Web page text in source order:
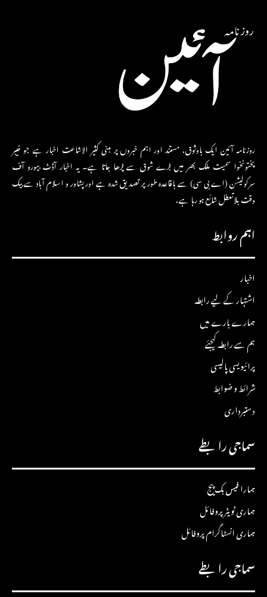
روزنامہ آئین ایک باوثوق، مستند اور اہم خبروں پر مبنی کثیر الاشاعت اخبار ہے جو خیبر
پختونخوا سمیت ملک بھر میں بڑے شوق سے پڑھا جاتا ہے۔ یہ اخبار آڈٹ بیورو آف
سرکولیشن (اے بی سی) سے باقاعدہ طور پر تصدیق شدہ ہے اور پشاور و اسلام آباد سے بیک
وقت بلاتعطل شائع ہو رہا ہے،
اہم روابط
اخبار
اشتہار کے لیے رابطہ
ہمارے بارے میں
ہم سے رابطہ کیجئے
پرائیویسی پالیسی
شرائط و ضوابط
دستبرداری
سماجی رابطے
ہمارا فیس بک پیج
ہماری ٹویٹر پروفائل
ہماری انسٹاگرام پروفائل
سماجی رابطے